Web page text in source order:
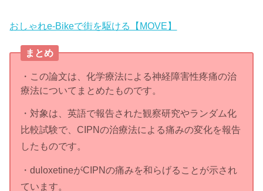
おしゃれe-Bikeで街を駆ける【MOVE】
まとめ
・この論文は、化学療法による神経障害性疼痛の治
療法についてまとめたものです。
・対象は、英語で報告された観察研究やランダム化
比較試験で、CIPNの治療法による痛みの変化を報告
したものです。
・duloxetineがCIPNの痛みを和らげることが示され
ています。